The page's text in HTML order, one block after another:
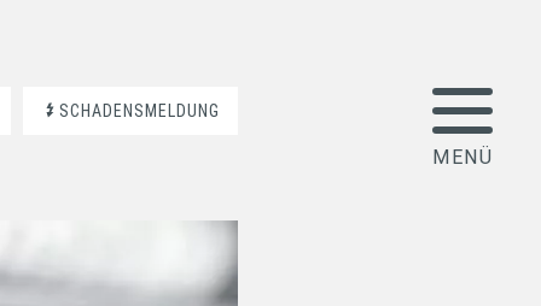
SCHADENSMELDUNG